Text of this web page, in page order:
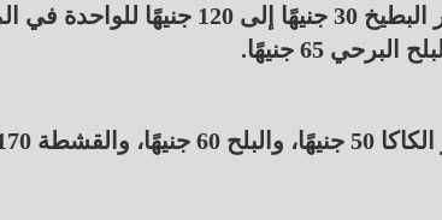
جنيهًا للكيلو.